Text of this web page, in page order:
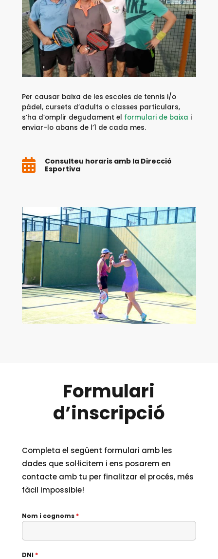
Per causar baixa de les escoles de tennis i/o
pàdel, cursets d’adults o classes particulars,
s’ha d’omplir degudament el formulari de baixa i
enviar-lo abans de l’1 de cada mes.

Consulteu horaris amb la Direcció
Esportiva
Formulari
d’inscripció
Completa el següent formulari amb les
dades que sol·licitem i ens posarem en
contacte amb tu per finalitzar el procés, més
fàcil impossible!
Nom i cognoms *
DNI *